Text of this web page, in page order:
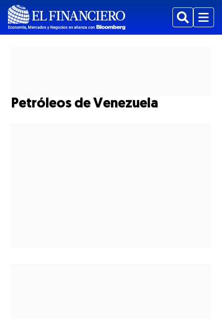
BuscarMenu
Petróleos de Venezuela